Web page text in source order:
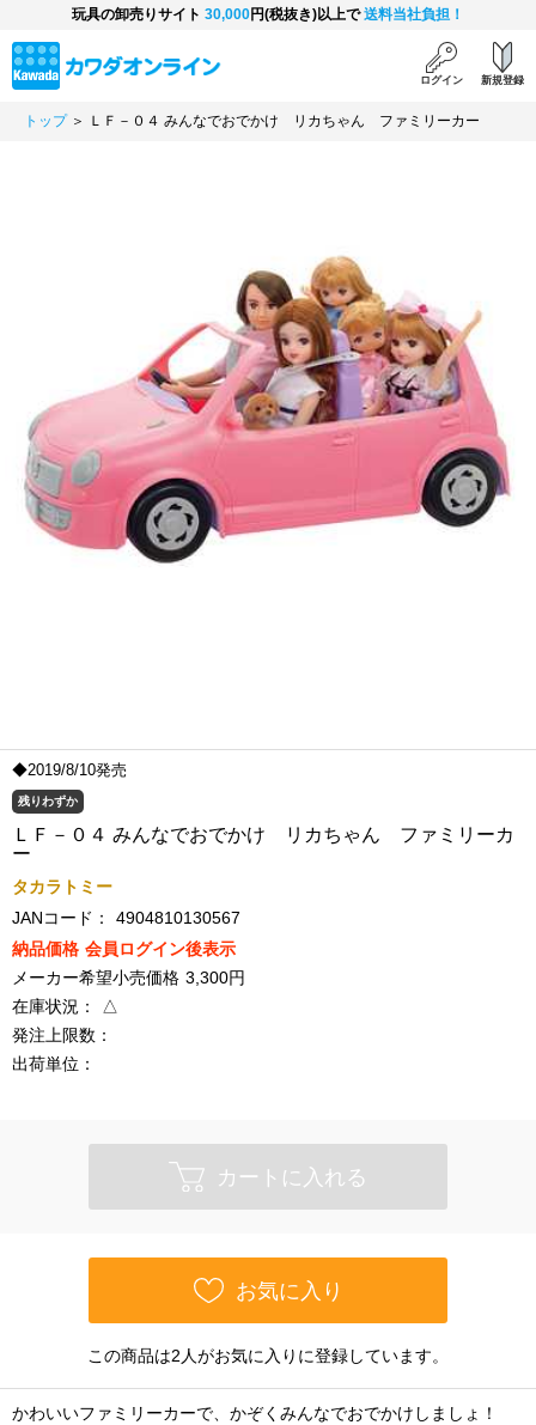
玩具の卸売りサイト 30,000円(税抜き)以上で送料当社負担！
ログイン 新規登録
トップ＞ ＬＦ－０４ みんなでおでかけ リカちゃん ファミリーカー
◆2019/8/10発売
残りわずか
ＬＦ－０４ みんなでおでかけ リカちゃん ファミリーカ
ー
タカラトミー
JANコード：
4904810130567
納品価格 会員ログイン後表示
メーカー希望小売価格 3,300円
在庫状況：
△
発注上限数：
出荷単位：
カートに入れる
お気に入り
この商品は2人がお気に入りに登録しています。
かわいいファミリーカーで、かぞくみんなでおでかけしましょ！